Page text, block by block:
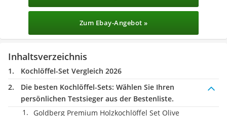
Zum Ebay-Angebot »
Inhaltsverzeichnis
Kochlöffel-Set Vergleich 2026
Die besten Kochlöffel-Sets: Wählen Sie Ihren
persönlichen Testsieger aus der Bestenliste.
Goldberg Premium Holzkochlöffel Set Olive